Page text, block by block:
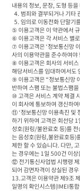
내용의 정보, 문장, 도형 등
⑤ 이용고객은 이 약관에서
⑥ 이용고객은 각 서비스 별
⑦ 이용고객은 ‘정보통신망
사의 이용약관을 준수하여야
⑧ 이용고객은 회사의 서비
해당서비스를 임대하여서도
⑨ 이용고객은 “정보통신망
반하여 스팸 또는 불법스팸
⑩ 고객은 서비스 계약 체결
이 회사에 통보하여 갱신하
⑪ ‘정보통신망 이용촉진 및
하기 위하여 고객은 회선당
성호(원링/불완료호 등)를
는 음성호(원링,불완료호등)
제한 할 수 있습니다. 다만,
는 경우에는 1일 500건 이상
⑫ 전기통신사업법 시행령
되어 감면자격이 상실된 경
13.고객은 이용약관 제9조
일명의 확인시스템(IMEI통